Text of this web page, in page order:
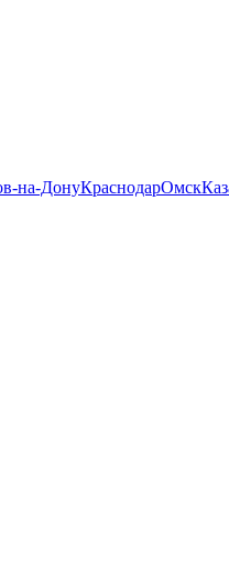
на-ДонуКраснодарОмск